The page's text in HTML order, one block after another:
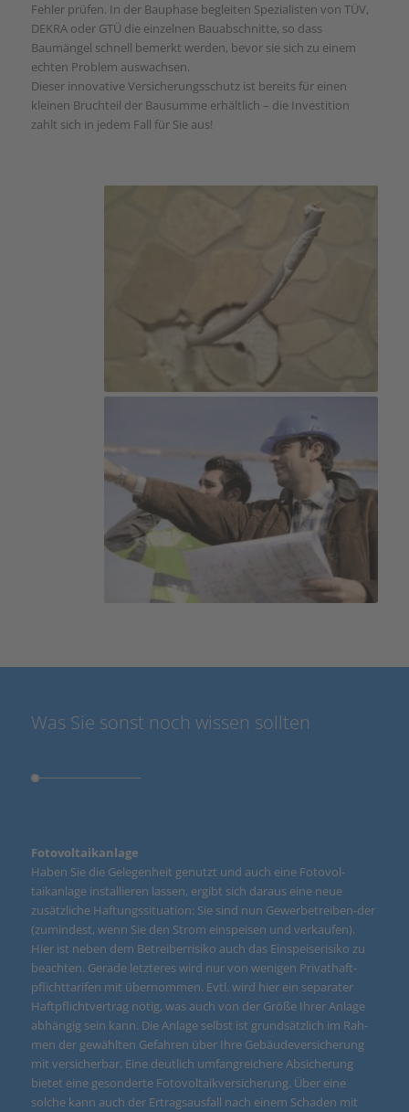
Fehler prüfen. In der Bauphase begleiten Spezialisten von TÜV,
DEKRA oder GTÜ die einzelnen Bauabschnitte, so dass
Baumängel schnell bemerkt werden, bevor sie sich zu einem
echten Problem auswachsen.
Dieser innovative Versicherungsschutz ist bereits für einen
kleinen Bruchteil der Bausumme erhältlich – die Investition
zahlt sich in jedem Fall für Sie aus!
Was Sie sonst noch wissen sollten
Fotovoltaikanlage
Haben Sie die Gelegenheit genutzt und auch eine Fotovol-
taikanlage installieren lassen, ergibt sich daraus eine neue
zusätzliche Haftungssituation: Sie sind nun Gewerbetreiben-der
(zumindest, wenn Sie den Strom einspeisen und verkaufen).
Hier ist neben dem Betreiberrisiko auch das Einspeiserisiko zu
beachten. Gerade letzteres wird nur von wenigen Privathaft-
pflichttarifen mit übernommen. Evtl. wird hier ein separater
Haftpflichtvertrag nötig, was auch von der Größe Ihrer Anlage
abhängig sein kann. Die Anlage selbst ist grundsätzlich im Rah-
men der gewählten Gefahren über Ihre Gebäudeversicherung
mit versicherbar. Eine deutlich umfangreichere Absicherung
bietet eine gesonderte Fotovoltaikversicherung. Über eine
solche kann auch der Ertragsausfall nach einem Schaden mit